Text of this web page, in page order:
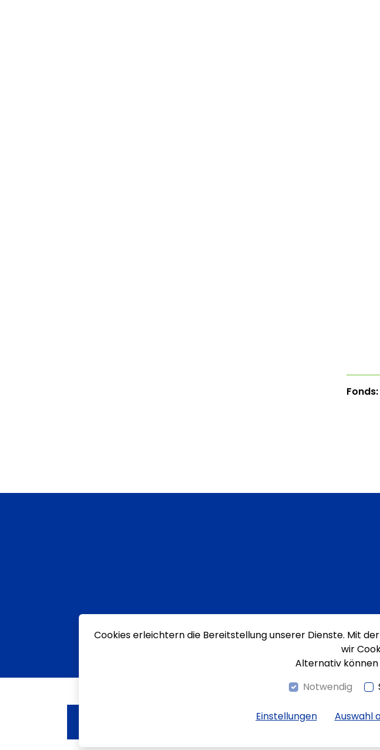
Fonds:
Cookies erleichtern die Bereitstellung unserer Dienste. Mit
wir
Alternativ können
Notwendig
Einstellungen Auswahl